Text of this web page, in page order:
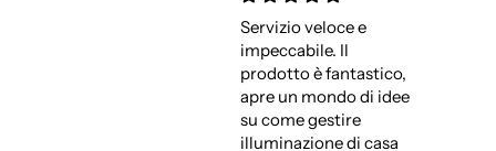
Servizio veloce e
impeccabile. Il
prodotto è fantastico,
apre un mondo di idee
su come gestire
illuminazione di casa